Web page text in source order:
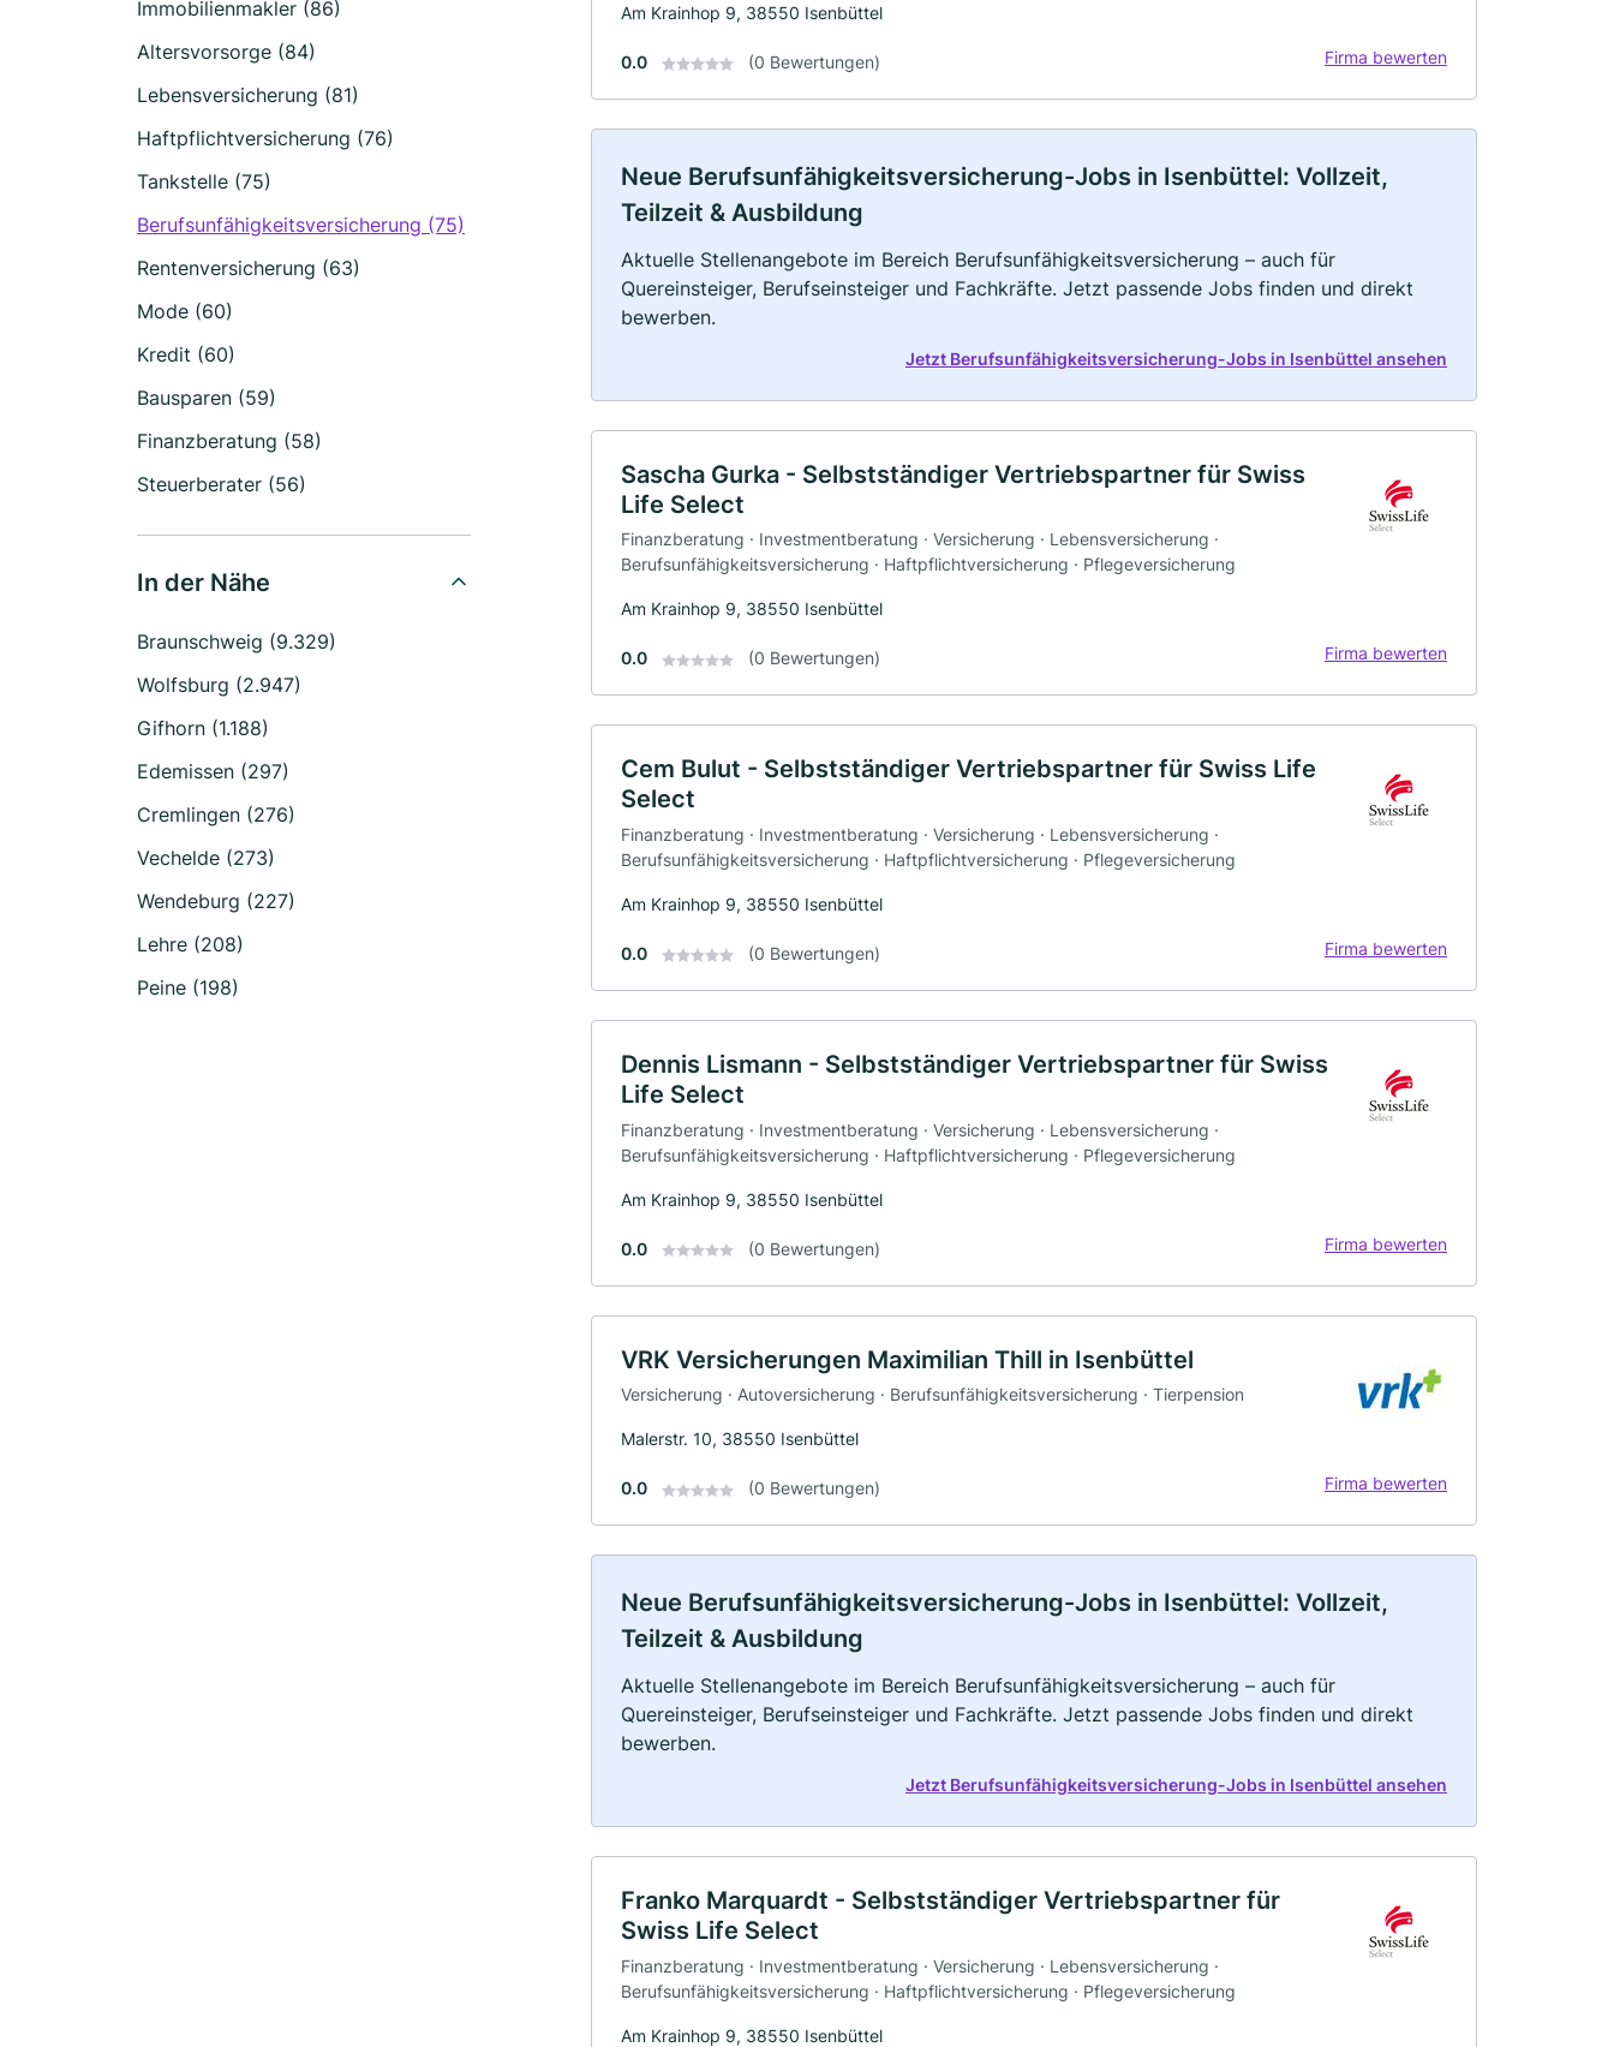
Immobilienmakler (86)
Altersvorsorge (84)
Lebensversicherung (81)
Haftpflichtversicherung (76)
Tankstelle (75)
Berufsunfähigkeitsversicherung (75)
Rentenversicherung (63)
Mode (60)
Kredit (60)
Bausparen (59)
Finanzberatung (58)
Steuerberater (56)
In der Nähe
Braunschweig (9.329)
Wolfsburg (2.947)
Gifhorn (1.188)
Edemissen (297)
Cremlingen (276)
Vechelde (273)
Wendeburg (227)
Lehre (208)
Peine (198)
Am Krainhop 9, 38550 Isenbüttel
0.0 (0 Bewertungen) Firma bewerten
Neue Berufsunfähigkeitsversicherung-Jobs in Isenbüttel: Vollzeit,
Teilzeit & Ausbildung
Aktuelle Stellenangebote im Bereich Berufsunfähigkeitsversicherung – auch für
Quereinsteiger, Berufseinsteiger und Fachkräfte. Jetzt passende Jobs finden und direkt
bewerben.
Jetzt Berufsunfähigkeitsversicherung-Jobs in Isenbüttel ansehen
Sascha Gurka - Selbstständiger Vertriebspartner für Swiss
Life Select
Finanzberatung · Investmentberatung · Versicherung · Lebensversicherung ·
Berufsunfähigkeitsversicherung · Haftpflichtversicherung · Pflegeversicherung
Am Krainhop 9, 38550 Isenbüttel
0.0 (0 Bewertungen) Firma bewerten
Cem Bulut - Selbstständiger Vertriebspartner für Swiss Life
Select
Finanzberatung · Investmentberatung · Versicherung · Lebensversicherung ·
Berufsunfähigkeitsversicherung · Haftpflichtversicherung · Pflegeversicherung
Am Krainhop 9, 38550 Isenbüttel
0.0 (0 Bewertungen) Firma bewerten
Dennis Lismann - Selbstständiger Vertriebspartner für Swiss
Life Select
Finanzberatung · Investmentberatung · Versicherung · Lebensversicherung ·
Berufsunfähigkeitsversicherung · Haftpflichtversicherung · Pflegeversicherung
Am Krainhop 9, 38550 Isenbüttel
0.0 (0 Bewertungen) Firma bewerten
VRK Versicherungen Maximilian Thill in Isenbüttel
Versicherung · Autoversicherung · Berufsunfähigkeitsversicherung · Tierpension
Malerstr. 10, 38550 Isenbüttel
0.0 (0 Bewertungen) Firma bewerten
Neue Berufsunfähigkeitsversicherung-Jobs in Isenbüttel: Vollzeit,
Teilzeit & Ausbildung
Aktuelle Stellenangebote im Bereich Berufsunfähigkeitsversicherung – auch für
Quereinsteiger, Berufseinsteiger und Fachkräfte. Jetzt passende Jobs finden und direkt
bewerben.
Jetzt Berufsunfähigkeitsversicherung-Jobs in Isenbüttel ansehen
Franko Marquardt - Selbstständiger Vertriebspartner für
Swiss Life Select
Finanzberatung · Investmentberatung · Versicherung · Lebensversicherung ·
Berufsunfähigkeitsversicherung · Haftpflichtversicherung · Pflegeversicherung
Am Krainhop 9, 38550 Isenbüttel